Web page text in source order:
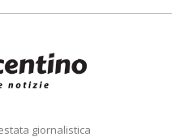
giornalistica